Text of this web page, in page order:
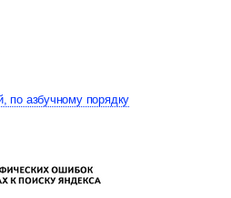
по азбучному порядку